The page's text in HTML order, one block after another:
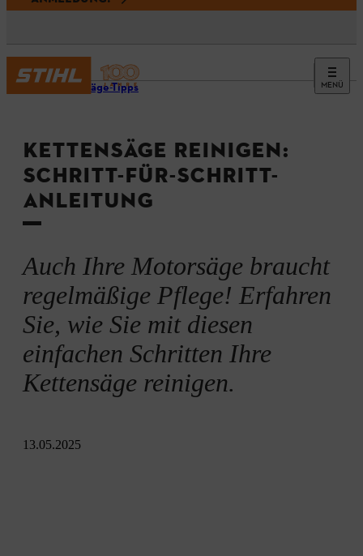
MENÜ
Kettensäge-Tipps
KETTENSÄGE REINIGEN:
SCHRITT-FÜR-SCHRITT-
ANLEITUNG
Auch Ihre Motorsäge braucht
regelmäßige Pflege! Erfahren
Sie, wie Sie mit diesen
einfachen Schritten Ihre
Kettensäge reinigen.
13.05.2025